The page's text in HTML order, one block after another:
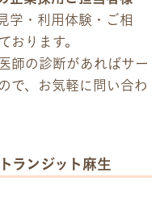
学・利用体験・ご相
おります。
師の診断があればサー
で、お気軽に問い合わ
ランジット麻生